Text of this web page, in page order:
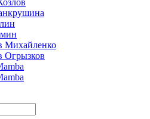
Михайленко
Огрызков